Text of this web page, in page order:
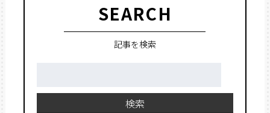
SEARCH
記事を検索
検索